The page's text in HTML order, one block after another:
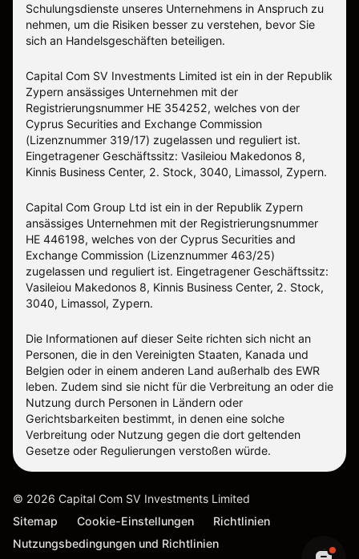
Schulungsdienste unseres Unternehmens in Anspruch zu
nehmen, um die Risiken besser zu verstehen, bevor Sie
sich an Handelsgeschäften beteiligen.
Capital Com SV Investments Limited ist ein in der Republik
Zypern ansässiges Unternehmen mit der
Registrierungsnummer HE 354252, welches von der
Cyprus Securities and Exchange Commission
(Lizenznummer 319/17) zugelassen und reguliert ist.
Eingetragener Geschäftssitz: Vasileiou Makedonos 8,
Kinnis Business Center, 2. Stock, 3040, Limassol, Zypern.
Capital Com Group Ltd ist ein in der Republik Zypern
ansässiges Unternehmen mit der Registrierungsnummer
ΗΕ 446198, welches von der Cyprus Securities and
Exchange Commission (Lizenznummer 463/25)
zugelassen und reguliert ist. Eingetragener Geschäftssitz:
Vasileiou Makedonos 8, Kinnis Business Center, 2. Stock,
3040, Limassol, Zypern.
Die Informationen auf dieser Seite richten sich nicht an
Personen, die in den Vereinigten Staaten, Kanada und
Belgien oder in einem anderen Land außerhalb des EWR
leben. Zudem sind sie nicht für die Verbreitung an oder die
Nutzung durch Personen in Ländern oder
Gerichtsbarkeiten bestimmt, in denen eine solche
Verbreitung oder Nutzung gegen die dort geltenden
Gesetze oder Regulierungen verstoßen würde.
© 2026 Capital Com SV Investments Limited
Sitemap
Cookie-Einstellungen
Richtlinien
Nutzungsbedingungen und Richtlinien